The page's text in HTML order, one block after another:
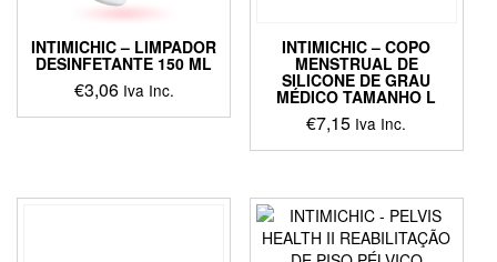
INTIMICHIC – LIMPADOR
DESINFETANTE 150 ML
€3,06 Iva Inc.
INTIMICHIC – COPO
MENSTRUAL DE
SILICONE DE GRAU
MÉDICO TAMANHO L
€7,15 Iva Inc.